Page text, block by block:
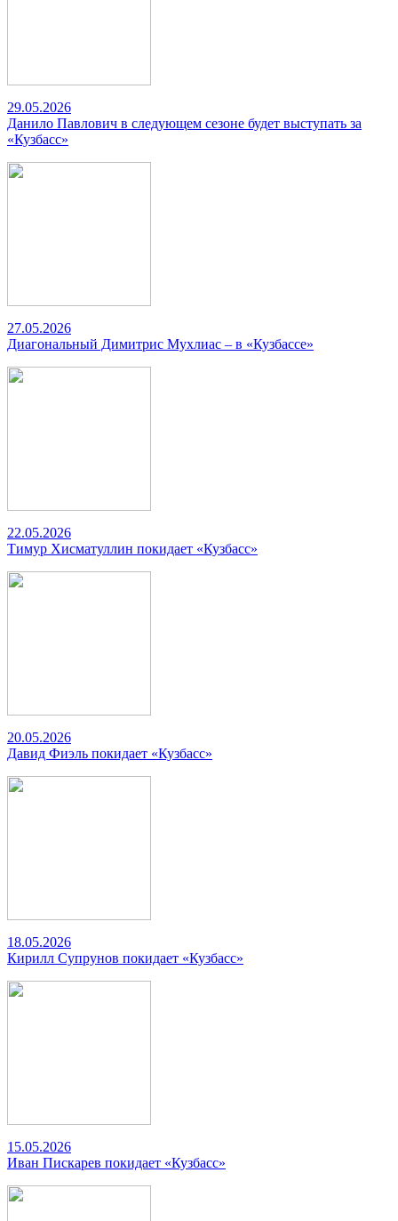
29.05.2026
Данило Павлович в следующем сезоне будет выступать за
«Кузбасс»
27.05.2026
Диагональный Димитрис Мухлиас – в «Кузбассе»
22.05.2026
Тимур Хисматуллин покидает «Кузбасс»
20.05.2026
Давид Фиэль покидает «Кузбасс»
18.05.2026
Кирилл Супрунов покидает «Кузбасс»
15.05.2026
Иван Пискарев покидает «Кузбасс»